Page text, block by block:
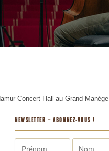
Concert Hall au Grand Manège
NEWSLETTER – ABONNEZ-VOUS !